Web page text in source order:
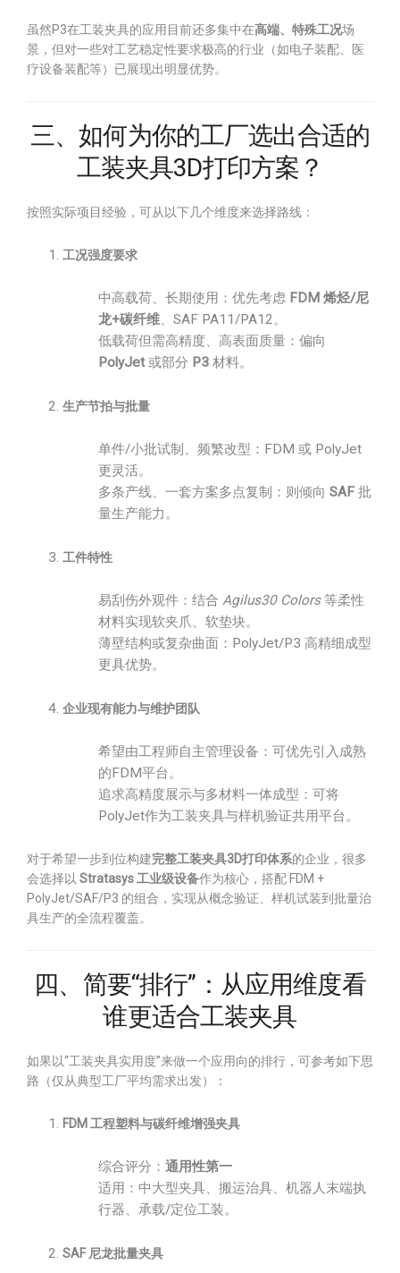
虽然P3在工装夹具的应用目前还多集中在高端、特殊工况场
景，但对一些对工艺稳定性要求极高的行业（如电子装配、医
疗设备装配等）已展现出明显优势。
三、如何为你的工厂选出合适的
工装夹具3D打印方案？
按照实际项目经验，可从以下几个维度来选择路线：
工况强度要求
中高载荷、长期使用：优先考虑 FDM 烯烃/尼
龙+碳纤维、SAF PA11/PA12。
低载荷但需高精度、高表面质量：偏向
PolyJet或部分 P3 材料。
生产节拍与批量
单件/小批试制、频繁改型：FDM 或 PolyJet
更灵活。
多条产线、一套方案多点复制：则倾向 SAF 批
量生产能力。
工件特性
易刮伤外观件：结合 Agilus30 Colors等柔性
材料实现软夹爪、软垫块。
薄壁结构或复杂曲面：PolyJet/P3 高精细成型
更具优势。
企业现有能力与维护团队
希望由工程师自主管理设备：可优先引入成熟
的FDM平台。
追求高精度展示与多材料一体成型：可将
PolyJet作为工装夹具与样机验证共用平台。
对于希望一步到位构建完整工装夹具3D打印体系的企业，很多
会选择以 Stratasys 工业级设备作为核心，搭配 FDM +
PolyJet/SAF/P3 的组合，实现从概念验证、样机试装到批量治
具生产的全流程覆盖。
四、简要“排行”：从应用维度看
谁更适合工装夹具
如果以“工装夹具实用度”来做一个应用向的排行，可参考如下思
路（仅从典型工厂平均需求出发）：
FDM 工程塑料与碳纤维增强夹具
综合评分： 通用性第一
适用：中大型夹具、搬运治具、机器人末端执
行器、承载/定位工装。
SAF 尼龙批量夹具